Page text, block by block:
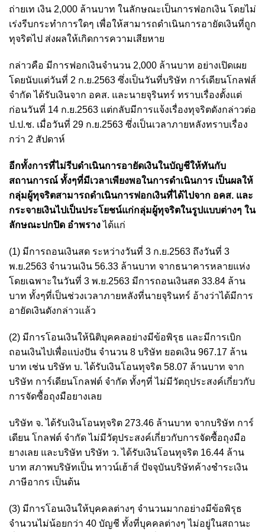
ถ่ายเท เงิน 2,000 ล้านบาท ในลักษณะเป็นการฟอกเงิน โดยไม่
เร่งรีบกระทำการใดๆ เพื่อให้สามารถดำเนินการอายัดเงินที่ถูก
ทุจริตไป ส่งผลให้เกิดการความเสียหาย
กล่าวคือ มีการฟอกเงินจำนวน 2,000 ล้านบาท อย่างเปิดเผย
โดยนับแต่วันที่ 2 ก.ย.2563 ซึ่งเป็นวันที่บริษัท การ์เดียนโกลฟส์
จำกัด ได้รับเงินจาก อคส. และนายจุรินทร์ ทราบเรื่องตั้งแต่
ก่อนวันที่ 14 ก.ย.2563 แต่กลับมีการแจ้งเรื่องทุจริตดังกล่าวต่อ
ป.ป.ช. เมื่อวันที่ 29 ก.ย.2563 ซึ่งเป็นเวลาภายหลังทราบเรื่อง
กว่า 2 สัปดาห์
อีกทั้งการที่ไม่รีบดำเนินการอายัดเงินในบัญชีให้ทันกับ
สถานการณ์ ทั้งๆที่มีเวลาเพียงพอในการดำเนินการ เป็นผลให้
กลุ่มผู้ทุจริตสามารถดำเนินการฟอกเงินที่ได้ไปจาก อคส. และ
กระจายเงินไปเป็นประโยชน์แก่กลุ่มผู้ทุจริตในรูปแบบต่างๆ ใน
ลักษณะปกปิด อำพรางได้แก่
(1) มีการถอนเงินสด ระหว่างวันที่ 3 ก.ย.2563 ถึงวันที่ 3
พ.ย.2563 จำนวนเงิน 56.33 ล้านบาท จากธนาคารหลายแห่ง
โดยเฉพาะในวันที่ 3 พ.ย.2563 มีการถอนเงินสด 33.84 ล้าน
บาท ทั้งๆที่เป็นช่วงเวลาภายหลังที่นายจุรินทร์ อ้างว่าได้มีการ
อายัดเงินดังกล่าวแล้ว
(2) มีการโอนเงินให้นิติบุคคลอย่างมีข้อพิรุธ และมีการเบิก
ถอนเงินไปเพื่อแบ่งปัน จำนวน 8 บริษัท ยอดเงิน 967.17 ล้าน
บาท เช่น บริษัท บ. ได้รับเงินโอนทุจริต 58.07 ล้านบาท จาก
บริษัท การ์เดียนโกลฟต์ จำกัด ทั้งๆที่ ไม่มีวัตถุประสงค์เกี่ยวกับ
การจัดซื้อถุงมือยางเลย
บริษัท จ. ได้รับเงินโอนทุจริต 273.46 ล้านบาท จากบริษัท การ์
เดียน โกลฟต์ จำกัด ไม่มีวัตุประสงค์เกี่ยวกับการจัดซื้อถุงมือ
ยางเลย และบริษัท บริษัท ว. ได้รับเงินโอนทุจริต 16.44 ล้าน
บาท สภาพบริษัทเป็น ทาวน์เฮ้าส์ ปัจจุบันบริษัทค้างชำระเงิน
ภาษีอากร เป็นต้น
(3) มีการโอนเงินให้บุคคลต่างๆ จำนวนมากอย่างมีข้อพิรุธ
จำนวนไม่น้อยกว่า 40 บัญชี ทั้งที่บุคคลต่างๆ ไม่อยู่ในสถานะ